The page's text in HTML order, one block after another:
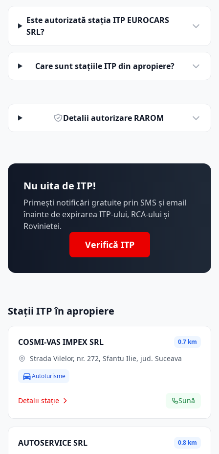
Este autorizată stația ITP EUROCARS
SRL?
Care sunt stațiile ITP din apropiere?
Detalii autorizare RAROM
Nu uita de ITP!
Primești notificări gratuite prin SMS și email
înainte de expirarea ITP-ului, RCA-ului și
Rovinietei.
Verifică ITP
Stații ITP în apropiere
COSMI-VAS IMPEX SRL 0.7 km
Strada Vilelor, nr. 272, Sfantu Ilie, jud. Suceava
Autoturisme
Detalii stație Sună
AUTOSERVICE SRL 0.8 km